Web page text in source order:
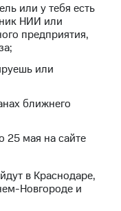
или у тебя есть
НИИ или
предприятия,
или
ближнего
25 мая на сайте
в Краснодаре,
Новгороде и